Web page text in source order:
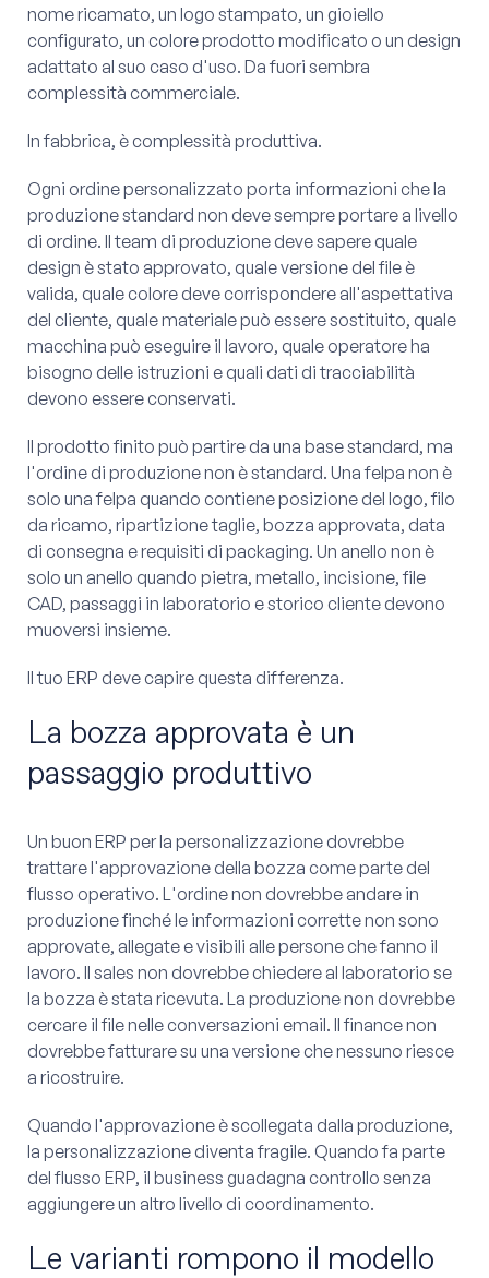
nome ricamato, un logo stampato, un gioiello
configurato, un colore prodotto modificato o un design
adattato al suo caso d'uso. Da fuori sembra
complessità commerciale.
In fabbrica, è complessità produttiva.
Ogni ordine personalizzato porta informazioni che la
produzione standard non deve sempre portare a livello
di ordine. Il team di produzione deve sapere quale
design è stato approvato, quale versione del file è
valida, quale colore deve corrispondere all'aspettativa
del cliente, quale materiale può essere sostituito, quale
macchina può eseguire il lavoro, quale operatore ha
bisogno delle istruzioni e quali dati di tracciabilità
devono essere conservati.
Il prodotto finito può partire da una base standard, ma
l'ordine di produzione non è standard. Una felpa non è
solo una felpa quando contiene posizione del logo, filo
da ricamo, ripartizione taglie, bozza approvata, data
di consegna e requisiti di packaging. Un anello non è
solo un anello quando pietra, metallo, incisione, file
CAD, passaggi in laboratorio e storico cliente devono
muoversi insieme.
Il tuo ERP deve capire questa differenza.
La bozza approvata è un
passaggio produttivo
Un buon ERP per la personalizzazione dovrebbe
trattare l'approvazione della bozza come parte del
flusso operativo. L'ordine non dovrebbe andare in
produzione finché le informazioni corrette non sono
approvate, allegate e visibili alle persone che fanno il
lavoro. Il sales non dovrebbe chiedere al laboratorio se
la bozza è stata ricevuta. La produzione non dovrebbe
cercare il file nelle conversazioni email. Il finance non
dovrebbe fatturare su una versione che nessuno riesce
a ricostruire.
Quando l'approvazione è scollegata dalla produzione,
la personalizzazione diventa fragile. Quando fa parte
del flusso ERP, il business guadagna controllo senza
aggiungere un altro livello di coordinamento.
Le varianti rompono il modello